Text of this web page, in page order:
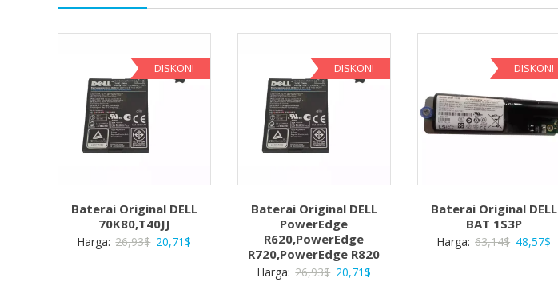
DISKON!
Baterai Original DELL
70K80,T40JJ
Harga: 26,93$ Harga
20,71$
DISKON!
Baterai Original DELL
PowerEdge
R620,PowerEdge
R720,PowerEdge R820
Harga: 26,93$ Harga
20,71$
DISKON!
Baterai Original DELL
BAT 1S3P
Harga: 63,14$ Harga
48,57$